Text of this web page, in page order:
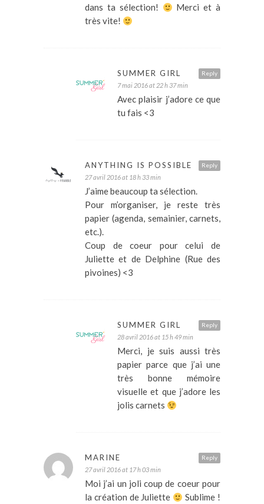
dans ta sélection!
Merci et à
très vite!
Reply
SUMMER GIRL
7 mai 2016 at 22 h 37 min
Avec plaisir j’adore ce que
tu fais <3
Reply
ANYTHING IS POSSIBLE
27 avril 2016 at 18 h 33 min
J’aime beaucoup ta sélection.
Pour m’organiser, je reste très
papier (agenda, semainier, carnets,
etc.).
Coup de coeur pour celui de
Juliette et de Delphine (Rue des
pivoines) <3
Reply
SUMMER GIRL
28 avril 2016 at 15 h 49 min
Merci, je suis aussi très
papier parce que j’ai une
très bonne mémoire
visuelle et que j’adore les
jolis carnets
Reply
MARINE
27 avril 2016 at 17 h 03 min
Moi j’ai un joli coup de coeur pour
la création de Juliette
Sublime !